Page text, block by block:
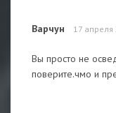
Варчун 17
Вы просто не
поверите.чмо и